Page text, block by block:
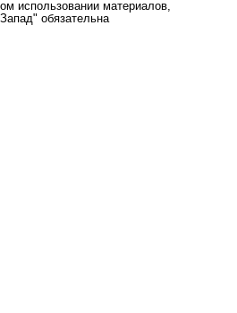
использовании материалов,
обязательна